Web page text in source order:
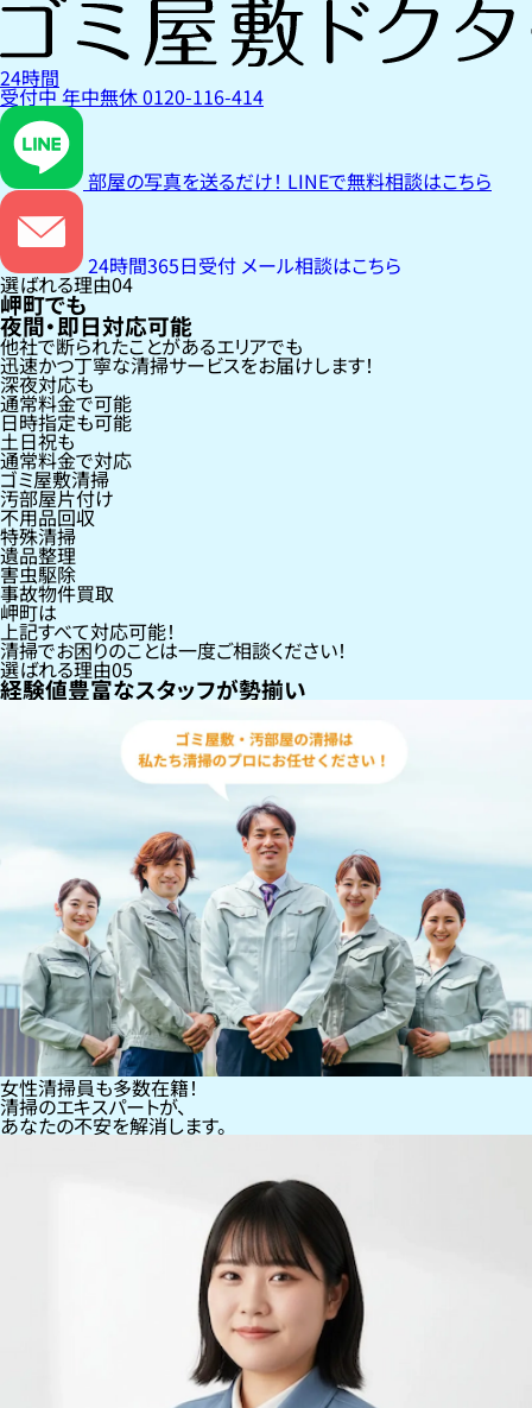
24時間
受付中年中無休0120-116-414
部屋の写真を送るだけ！ LINEで無料相談はこちら
24時間365日受付 メール相談はこちら
選ばれる理由04
岬町でも
夜間・即日対応可能
他社で断られたことがあるエリアでも
迅速かつ丁寧な清掃サービスをお届けします！
深夜対応も
通常料金で可能
日時指定も可能
土日祝も
通常料金で対応
ゴミ屋敷清掃
汚部屋片付け
不用品回収
特殊清掃
遺品整理
害虫駆除
事故物件買取
岬町は
上記すべて対応可能！
清掃でお困りのことは一度ご相談ください！
選ばれる理由05
経験値豊富なスタッフが勢揃い
女性清掃員も多数在籍！
清掃のエキスパートが、
あなたの不安を解消します。